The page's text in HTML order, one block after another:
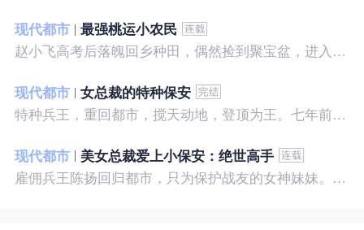
现代都市
最强桃运小农民
赵小飞高考后落魄回乡种田，偶然捡到聚宝盆，进入聚宝洞，从此开启了发家致富、拳打村霸、坐拥美女的桃运巅峰人生！
现代都市
女总裁的特种保安
特种兵王，重回都市，搅天动地，登顶为王。七年前，他是社会底层的小混混，七年后，他是经历过战与火考验的特种兵王。
现代都市
美女总裁爱上小保安：绝世高手
雇佣兵王陈扬回归都市，只为保护战友的女神妹妹。繁华都市里，陈扬如鱼得水，，逍遥自在。